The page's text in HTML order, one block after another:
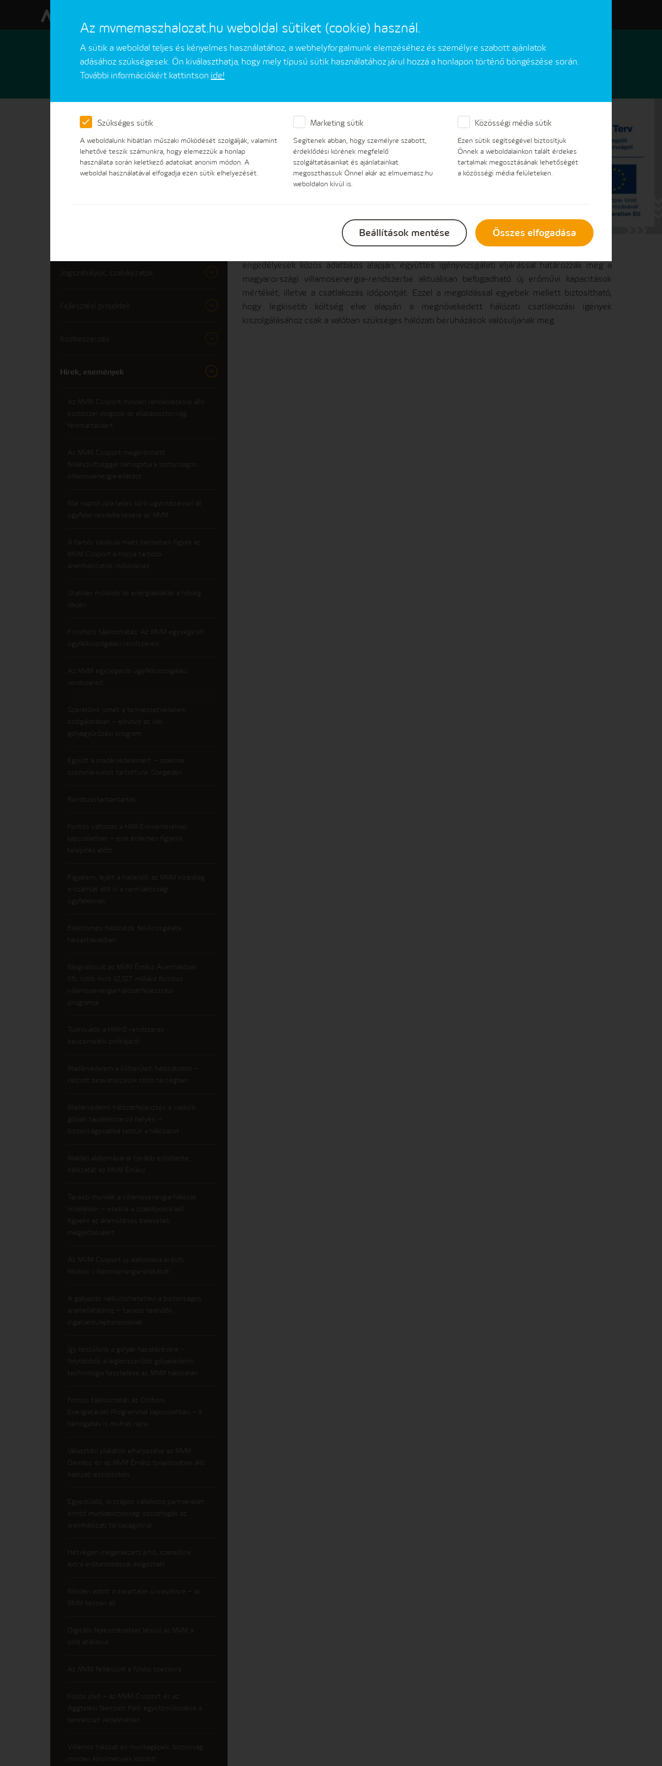
Ügyfeleinknek Ügyintézések
Tolódik a második közzétételi eljárás
Jogszabályok, szabályzatok
Fejlesztési projektek
Közbeszerzés
Hírek, események
Az MVM Csoport minden rendelkezésre álló
eszközzel dolgozik az ellátásbiztonság
fenntartásáért
Az MVM Csoport megerősített
felkészültséggel támogatja a biztonságos
villamosenergia-ellátást
Mai naptól újra teljes körű ügyintézéssel áll
ügyfelei rendelkezésére az MVM
A tartós kánikula miatt kiemelten figyeli az
MVM Csoport a hozzá tartozó
áramhálózatok működését
Stabilan működik az energiaellátás a hőség
idején
Frissített tájékoztatás: Az MVM egységesíti
ügyfélkiszolgálási rendszereit
Az MVM egységesíti ügyfélkiszolgálási
rendszereit
Szerelőink ismét a természetvédelem
szolgálatában – elindult az idei
gólyagyűrűzési program
Együtt a madárvédelemért – szakmai
szemináriumot tartottunk Szegeden
Rendszerkarbantartás
Fontos változás a HMKE-inverterekkel
kapcsolatban – erre érdemes figyelni
telepítés előtt
Figyelem, lejárt a határidő: az MVM kizárólag
e-számlát állít ki a nem lakossági
ügyfeleknek
Elektromos hálózatok felülvizsgálata
társasházakban
Megvalósult az MVM Émász Áramhálózati
Kft. több mint 12,127 milliárd forintos
villamosenergia-hálózatfejlesztési
programja
Tudnivalók a HMKE-rendszerek
beüzemelési próbájáról
Madárvédelem a külterületi hálózatokon –
célzott beavatkozások több térségben
Madárvédelmi hálózatfejlesztés a vaskúti
gólyák táplálékszerző helyén –
biztonságosabbá tettük a hálózatot
Maklári alállomásával tovább erősítette
hálózatát az MVM Émász
Tavaszi munkák a villamosenergia-hálózat
közelében – ezekre a szabályokra kell
figyelni az áramütéses balesetek
megelőzéséért
Az MVM Csoport új alállomása erősíti
Miskolc villamosenergia-ellátását
A gallyazás nélkülözhetetlen a biztonságos
áramellátáshoz – tavaszi teendők
ingatlantulajdonosoknak
Így készülünk a gólyák hazatérésére –
folytatódik a legkorszerűbb gólyavédelmi
technológia tesztelése az MVM hálózatán
Fontos tájékoztatás az Otthoni
Energiatároló Programmal kapcsolatban – a
támogatás is múlhat rajta
Választási plakátok elhelyezése az MVM
Démász és az MVM Émász tulajdonában álló
hálózati eszközökön
Egyedülálló, országos vállalkozó partnereket
érintő munkabiztonsági összefogás az
áramhálózati társaságoknál
Hétvégén megérkezett a hó, szerelőink
extra erőbedobással dolgoztak!
Minden adott a zavartalan ünneplésre – az
MVM készen áll
Digitális fejlesztésekkel készül az MVM a
zöld átállásra
Az MVM felkészült a fűtési szezonra
Közös jövő – az MVM Csoport és az
Aggteleki Nemzeti Park együttműködése a
természet védelmében
Villamos hálózat és munkagépek: biztonság
minden körülmények között!
jogszabálymódosítástól teszik függővé.
engedélyesek közös adatbázis alapján, együttes igényvizsgálati eljárással határozzák meg a
magyarországi villamosenergia-rendszerbe aktuálisan befogadható új erőművi kapacitások
mértékét, illetve a csatlakozás időpontját. Ezzel a megoldással egyebek mellett biztosítható,
hogy legkisebb költség elve alapján a megnövekedett hálózati csatlakozási igények
kiszolgálásához csak a valóban szükséges hálózati beruházások valósuljanak meg.
Az mvmemaszhalozat.hu weboldal sütiket (cookie) használ.
A sütik a weboldal teljes és kényelmes használatához, a webhelyforgalmunk elemzéséhez és személyre szabott ajánlatok
adásához szükségesek. Ön kiválaszthatja, hogy mely típusú sütik használatához járul hozzá a honlapon történő böngészése során.
További információkért kattintson ide!
Szükséges sütik
A weboldalunk hibátlan műszaki működését szolgálják, valamint
lehetővé teszik számunkra, hogy elemezzük a honlap
használata során keletkező adatokat anonim módon. A
weboldal használatával elfogadja ezen sütik elhelyezését.
Marketing sütik
Segítenek abban, hogy személyre szabott,
érdeklődési körének megfelelő
szolgáltatásainkat és ajánlatainkat
megoszthassuk Önnel akár az elmuemasz.hu
weboldalon kívül is.
Közösségi média sütik
Ezen sütik segítségével biztosítjuk
Önnek a weboldalainkon talált érdekes
tartalmak megosztásának lehetőségét
a közösségi média felületeken.
Beállítások mentése Összes elfogadása